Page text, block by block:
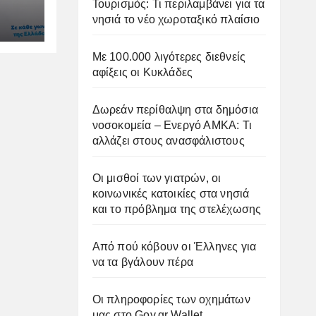
Τουρισμός: Τι περιλαμβάνει για τα
νησιά το νέο χωροταξικό πλαίσιο
Με 100.000 λιγότερες διεθνείς
αφίξεις οι Κυκλάδες
Δωρεάν περίθαλψη στα δημόσια
νοσοκομεία – Ενεργό ΑΜΚΑ: Τι
αλλάζει στους ανασφάλιστους
Οι μισθοί των γιατρών, οι
κοινωνικές κατοικίες στα νησιά
και το πρόβλημα της στελέχωσης
Από πού κόβουν οι Έλληνες για
να τα βγάλουν πέρα
Οι πληροφορίες των οχημάτων